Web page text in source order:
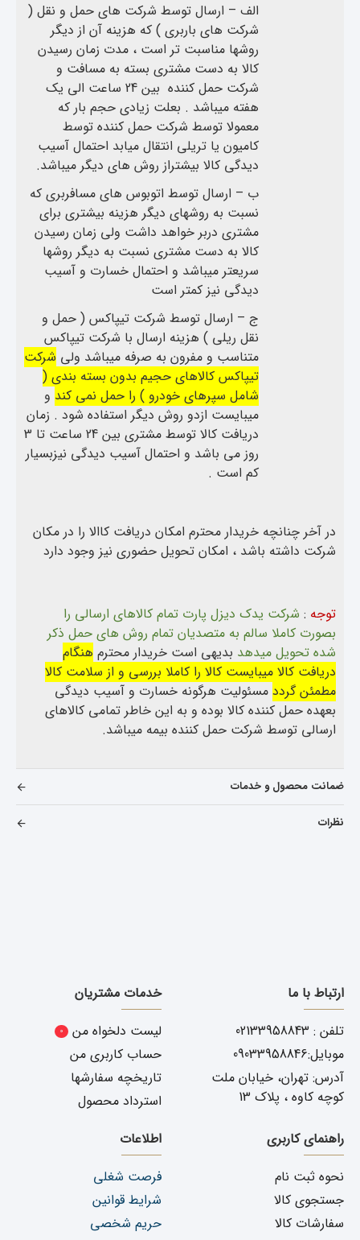
الف – ارسال توسط شرکت های حمل و نقل (
شرکت های باربری ) که هزینه آن از دیگر
روشها مناسبت تر است ، مدت زمان رسیدن
کالا به دست مشتری بسته به مسافت و
شرکت حمل کننده بین 24 ساعت الی یک
هفته میباشد . بعلت زیادی حجم بار که
معمولا توسط شرکت حمل کننده توسط
کامیون یا تریلی انتقال میابد احتمال آسیب
دیدگی کالا بیشتراز روش های دیگر میباشد.
ب – ارسال توسط اتوبوس های مسافربری که
نسبت به روشهای دیگر هزینه بیشتری برای
مشتری دربر خواهد داشت ولی زمان رسیدن
کالا به دست مشتری نسبت به دیگر روشها
سریعتر میباشد و احتمال خسارت و آسیب
دیدگی نیز کمتر است
ج – ارسال توسط شرکت تیپاکس ( حمل و
نقل ریلی ) هزینه ارسال با شرکت تیپاکس
متناسب و مفرون به صرفه میباشد ولی شرکت
تیپاکس کالاهای حجیم بدون بسته بندی (
شامل سپرهای خودرو ) را حمل نمی کند و
میبایست ازدو روش دیگر استفاده شود . زمان
دریافت کالا توسط مشتری بین 24 ساعت تا 3
روز می باشد و احتمال آسیب دیدگی نیزبسیار
کم است .
در آخر چنانچه خریدار محترم امکان دریافت کاالا را در مکان
شرکت داشته باشد ، امکان تحویل حضوری نیز وجود دارد
توجه : شرکت یدک دیزل پارت تمام کالاهای ارسالی را
بصورت کاملا سالم به متصدیان تمام روش های حمل ذکر
شده تحویل میدهد بدیهی است خریدار محترم هنگام
دریافت کالا میبایست کالا را کاملا بررسی و از سلامت کالا
مطمئن گردد مسئولیت هرگونه خسارت و آسیب دیدگی
بعهده حمل کننده کالا بوده و به این خاطر تمامی کالاهای
ارسالی توسط شرکت حمل کننده بیمه میباشد.
ضمانت محصول و خدمات
نظرات
ارتباط با ما
تلفن : 02133958843
موبایل:09033958846
آدرس: تهران، خیابان ملت
کوچه کاوه ، پلاک 13
خدمات مشتریان
لیست دلخواه من
0
حساب کاربری من
تاریخچه سفارشها
استرداد محصول
راهنمای کاربری
نحوه ثبت نام
جستجوی کالا
سفارشات کالا
اطلاعات
فرصت شغلی
شرایط قوانین
حریم شخصی